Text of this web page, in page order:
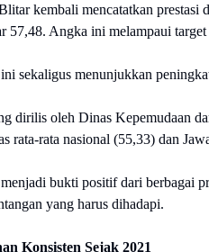
kembali mencatatkan prestasi
57,48. Angka ini melampaui
sekaligus menunjukkan
dirilis oleh Dinas Kepemudaan
rata-rata nasional (55,33) dan
bukti positif dari berbagai
yang harus dihadapi.
Konsisten Sejak 2021